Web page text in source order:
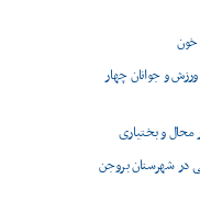
خون
و جوانان چهار
و بختیاری
در شهرستان بروجن